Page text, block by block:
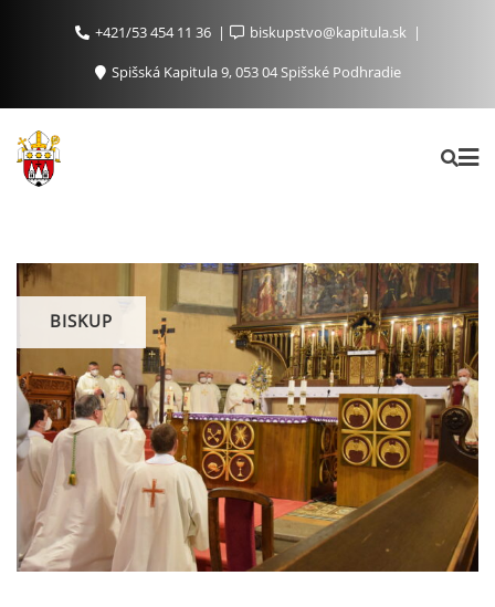
+421/53 454 11 36
biskupstvo@kapitula.sk
Spišská Kapitula 9, 053 04 Spišské Podhradie
BISKUP